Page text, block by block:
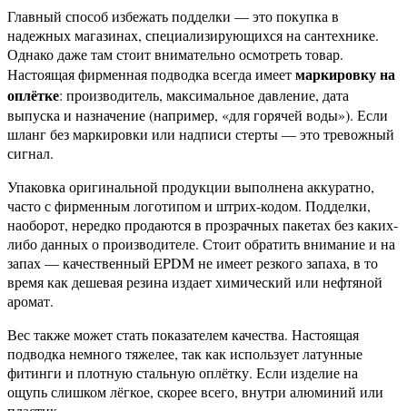
Главный способ избежать подделки — это покупка в
надежных магазинах, специализирующихся на сантехнике.
Однако даже там стоит внимательно осмотреть товар.
Настоящая фирменная подводка всегда имеетмаркировку на
оплётке: производитель, максимальное давление, дата
выпуска и назначение (например, «для горячей воды»). Если
шланг без маркировки или надписи стерты — это тревожный
сигнал.
Упаковка оригинальной продукции выполнена аккуратно,
часто с фирменным логотипом и штрих-кодом. Подделки,
наоборот, нередко продаются в прозрачных пакетах без каких-
либо данных о производителе. Стоит обратить внимание и на
запах — качественный EPDM не имеет резкого запаха, в то
время как дешевая резина издает химический или нефтяной
аромат.
Вес также может стать показателем качества. Настоящая
подводка немного тяжелее, так как использует латунные
фитинги и плотную стальную оплётку. Если изделие на
ощупь слишком лёгкое, скорее всего, внутри алюминий или